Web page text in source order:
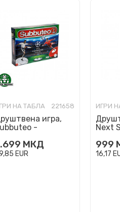
НА ТАБЛА 221658
игра,
-
МКД
EUR
ИГРИ
Next
999
16,17